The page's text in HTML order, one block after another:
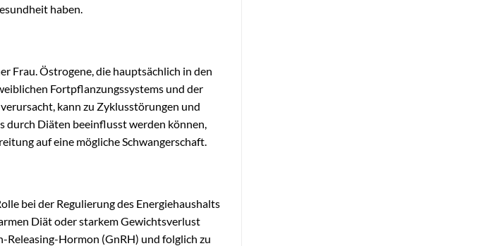
haben.
Frau. Östrogene, die hauptsächlich in den
Fortpflanzungssystems und der
kann zu Zyklusstörungen und
durch Diäten beeinflusst werden können,
auf eine mögliche Schwangerschaft.
bei der Regulierung des Energiehaushalts
Diät oder starkem Gewichtsverlust
Releasing-Hormon (GnRH) und folglich zu